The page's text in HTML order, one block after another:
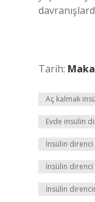
Tarih:
Aç kalmak
Evde insülin
İnsülin direnci
İnsülin
İnsülin